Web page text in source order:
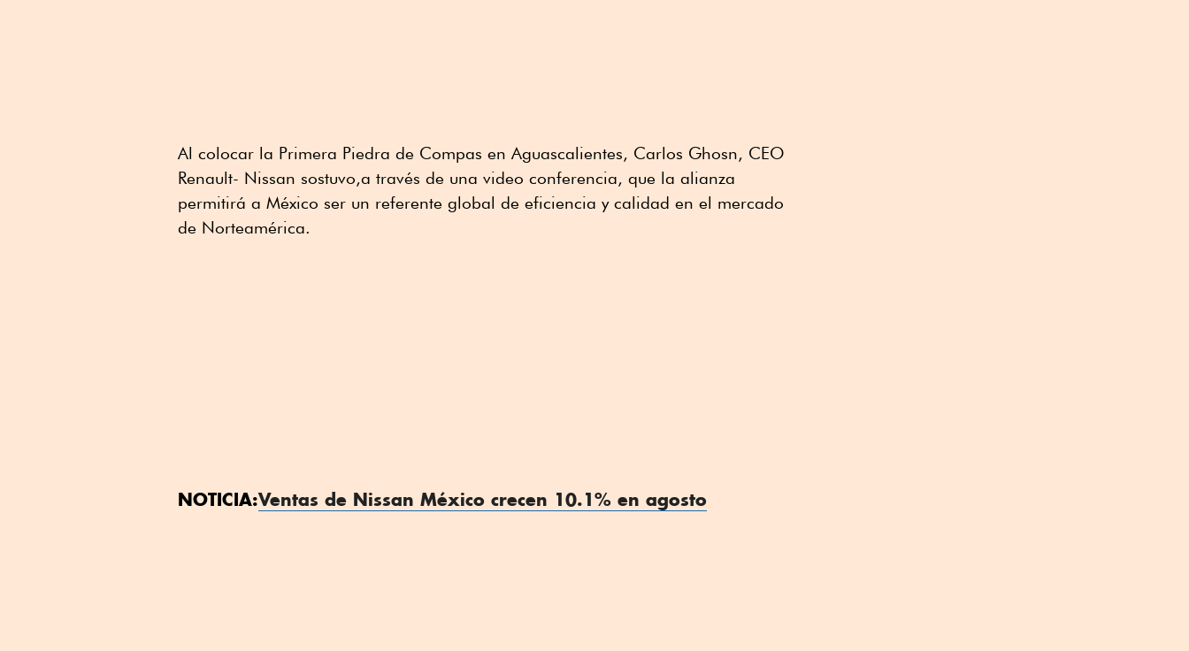
Al colocar la Primera Piedra de Compas en Aguascalientes, Carlos Ghosn, CEO
Renault- Nissan sostuvo,a través de una video conferencia, que la alianza
permitirá a México ser un referente global de eficiencia y calidad en el mercado
de Norteamérica.
NOTICIA:Ventas de Nissan México crecen 10.1% en agosto